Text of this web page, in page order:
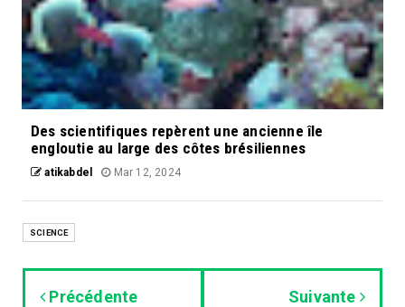
Des scientifiques repèrent une ancienne île
engloutie au large des côtes brésiliennes
atikabdel Mar 12, 2024
SCIENCE
Précédente Suivante